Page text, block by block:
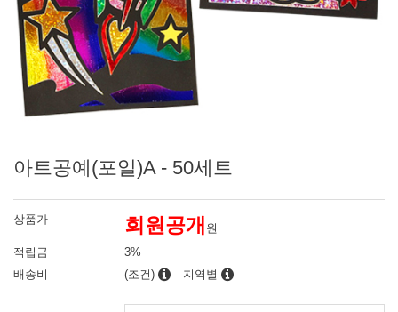
아트공예(포일)A - 50세트
상품가 회원공개 원
적립금
3%
배송비
(조건) 지역별